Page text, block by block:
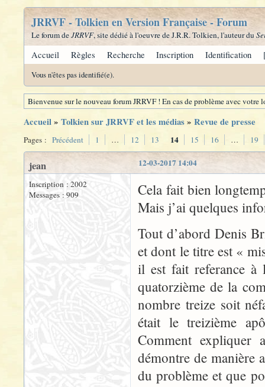
JRRVF - Tolkien en Version Française - Forum
Le forum deJRRVF, site dédié à l'oeuvre de J.R.R. Tolkien, l'auteur du
Accueil Règles Recherche Inscription Identification
Vous n'êtes pas identifié(e).
Bienvenue sur le nouveau forum JRRVF ! En cas de problème avec
Accueil» Tolkien sur JRRVF et les médias» Revue de presse
Pages : Précédent 1 … 12 13 14 15 16 … 19
12-03-2017 14:04
jean
Inscription : 2002
Messages : 909
Cela fait bien
Mais j’ai quelques
Tout d’abord Denis
et dont le titre est «
il est fait referance à
quatorzième de la
nombre treize soit
était le treizième
Comment expliquer
démontre de manière
du problème et que